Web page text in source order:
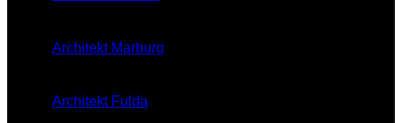
Architekt Marburg
Architekt Fulda